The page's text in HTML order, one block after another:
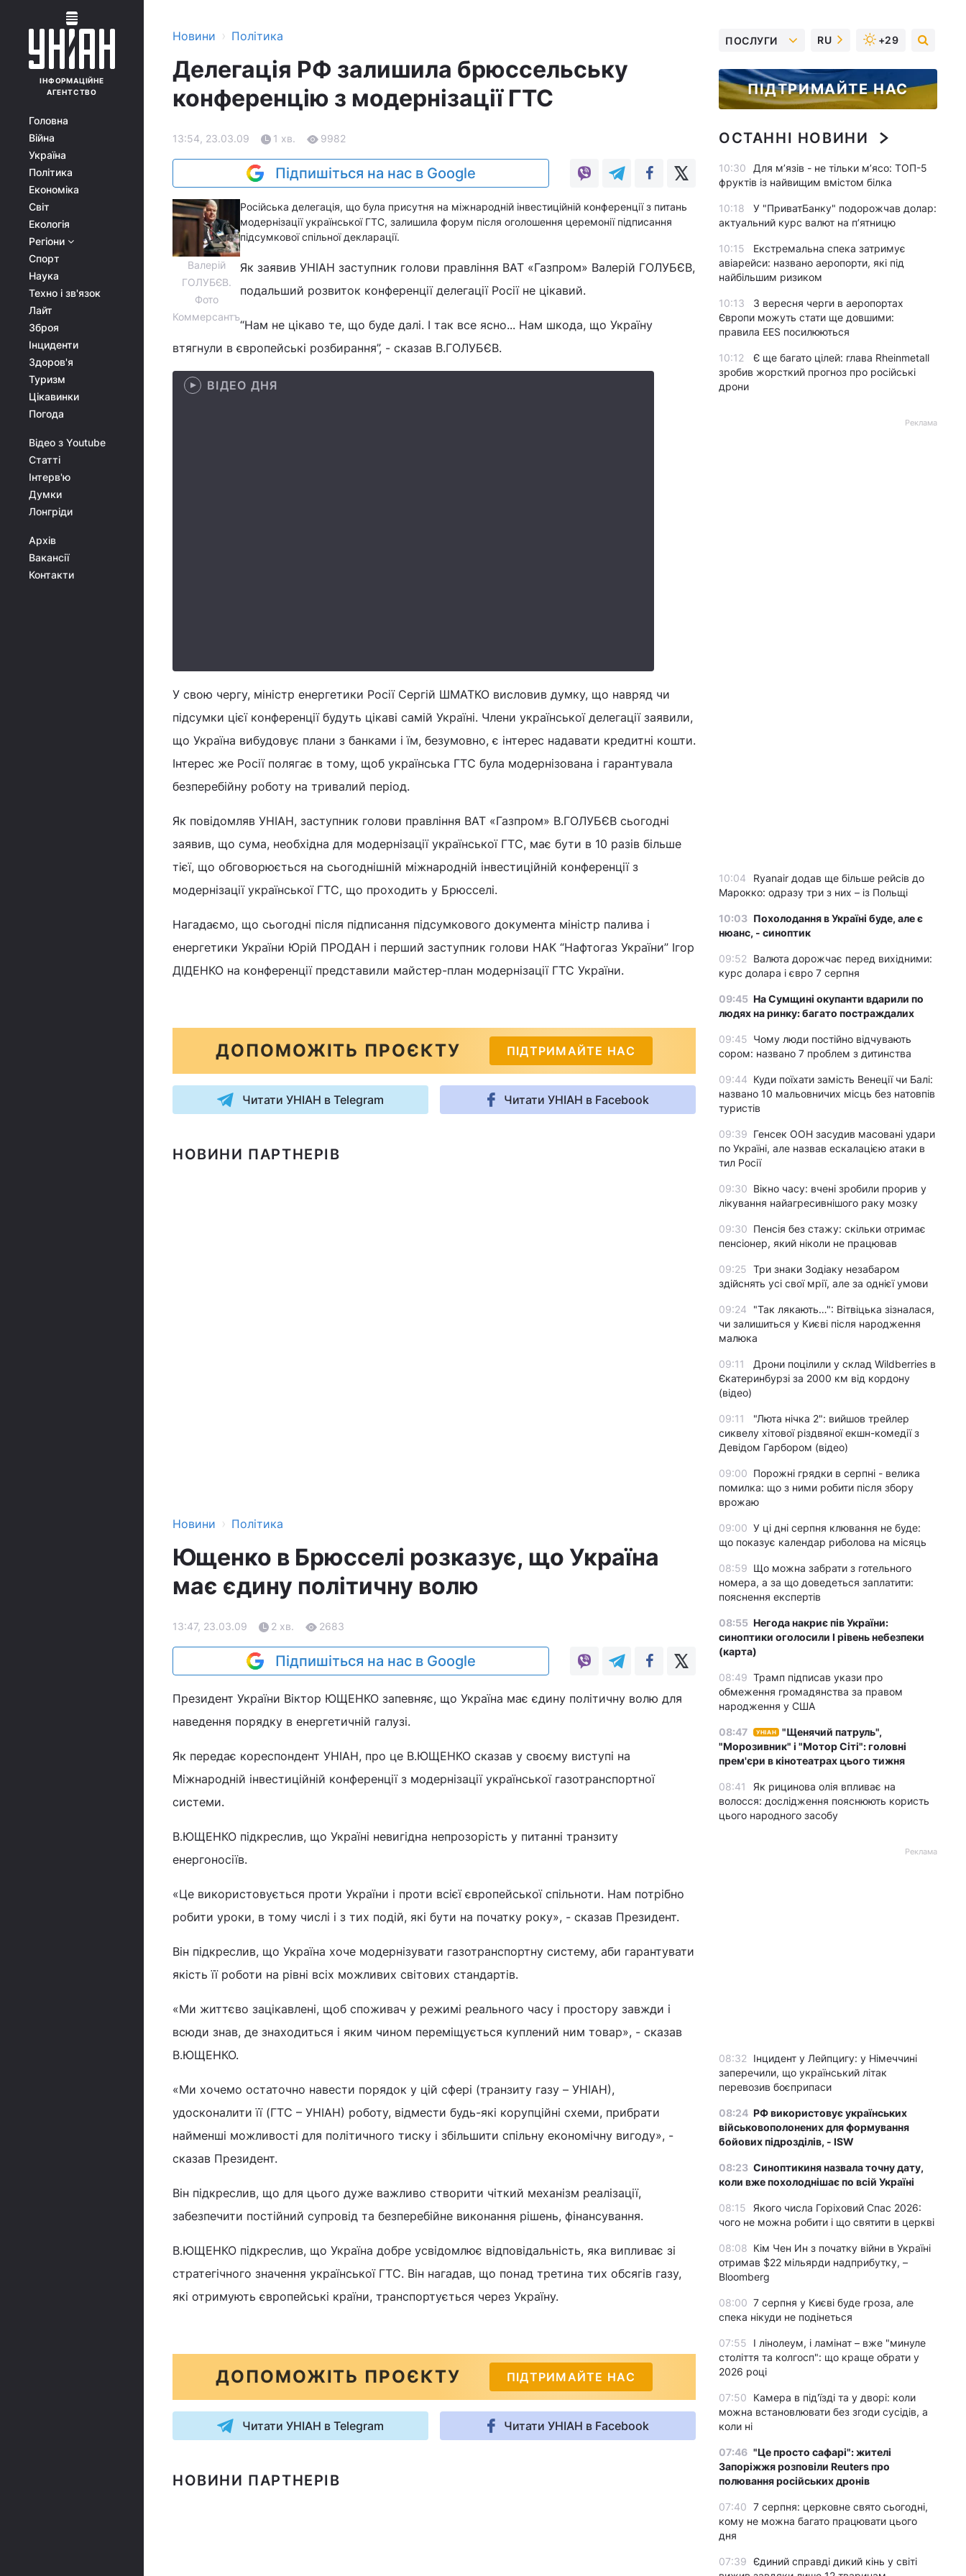
ІНФОРМАЦІЙНЕ
АГЕНТСТВО
Головна
Війна
Україна
Політика
Економіка
Світ
Екологія
Регіони
Спорт
Наука
Техно і зв'язок
Лайт
Зброя
Інциденти
Здоров'я
Туризм
Цікавинки
Погода
Відео з Youtube
Статті
Інтерв'ю
Думки
Лонгріди
Архів
Вакансії
Контакти
Новини › Політика
Делегація РФ залишила брюссельську
конференцію з модернізації ГТС
13:54, 23.03.09 1 хв. 9982
Підпишіться на нас в Google
Валерій
ГОЛУБЄВ.
Фото
Коммерсантъ
Російська делегація, що була присутня на міжнародній інвестиційній конференції з питань
модернізації української ГТС, залишила форум після оголошення церемонії підписання
підсумкової спільної декларації.
Як заявив УНІАН заступник голови правління ВАТ «Газпром» Валерій ГОЛУБЄВ,
подальший розвиток конференції делегації Росії не цікавий.
“Нам не цікаво те, що буде далі. І так все ясно... Нам шкода, що Україну
втягнули в європейські розбирання”, - сказав В.ГОЛУБЄВ.
ВІДЕО ДНЯ
У свою чергу, міністр енергетики Росії Сергій ШМАТКО висловив думку, що навряд чи
підсумки цієї конференції будуть цікаві самій Україні. Члени української делегації заявили,
що Україна вибудовує плани з банками і їм, безумовно, є інтерес надавати кредитні кошти.
Інтерес же Росії полягає в тому, щоб українська ГТС була модернізована і гарантувала
безперебійну роботу на тривалий період.
Як повідомляв УНІАН, заступник голови правління ВАТ «Газпром» В.ГОЛУБЄВ сьогодні
заявив, що сума, необхідна для модернізації української ГТС, має бути в 10 разів більше
тієї, що обговорюється на сьогоднішній міжнародній інвестиційній конференції з
модернізації української ГТС, що проходить у Брюсселі.
Нагадаємо, що сьогодні після підписання підсумкового документа міністр палива і
енергетики України Юрій ПРОДАН і перший заступник голови НАК “Нафтогаз України” Ігор
ДІДЕНКО на конференції представили майстер-план модернізації ГТС України.
ДОПОМОЖІТЬ ПРОЄКТУ ПІДТРИМАЙТЕ НАС
Читати УНІАН в Telegram Читати УНІАН в Facebook
НОВИНИ ПАРТНЕРІВ
Новини › Політика
Ющенко в Брюсселі розказує, що Україна
має єдину політичну волю
13:47, 23.03.09 2 хв. 2683
Підпишіться на нас в Google
Президент України Віктор ЮЩЕНКО запевняє, що Україна має єдину політичну волю для
наведення порядку в енергетичній галузі.
Як передає кореспондент УНІАН, про це В.ЮЩЕНКО сказав у своєму виступі на
Міжнародній інвестиційній конференції з модернізації української газотранспортної
системи.
В.ЮЩЕНКО підкреслив, що Україні невигідна непрозорість у питанні транзиту
енергоносіїв.
«Це використовується проти України і проти всієї європейської спільноти. Нам потрібно
робити уроки, в тому числі і з тих подій, які бути на початку року», - сказав Президент.
Він підкреслив, що Україна хоче модернізувати газотранспортну систему, аби гарантувати
якість її роботи на рівні всіх можливих світових стандартів.
«Ми життєво зацікавлені, щоб споживач у режимі реального часу і простору завжди і
всюди знав, де знаходиться і яким чином переміщується куплений ним товар», - сказав
В.ЮЩЕНКО.
«Ми хочемо остаточно навести порядок у цій сфері (транзиту газу – УНІАН),
удосконалити її (ГТС – УНІАН) роботу, відмести будь-які корупційні схеми, прибрати
найменші можливості для політичного тиску і збільшити спільну економічну вигоду», -
сказав Президент.
Він підкреслив, що для цього дуже важливо створити чіткий механізм реалізації,
забезпечити постійний супровід та безперебійне виконання рішень, фінансування.
В.ЮЩЕНКО підкреслив, що Україна добре усвідомлює відповідальність, яка випливає зі
стратегічного значення української ГТС. Він нагадав, що понад третина тих обсягів газу,
які отримують європейські країни, транспортується через Україну.
ДОПОМОЖІТЬ ПРОЄКТУ ПІДТРИМАЙТЕ НАС
Читати УНІАН в Telegram Читати УНІАН в Facebook
НОВИНИ ПАРТНЕРІВ
ПОСЛУГИ RU +29
ПІДТРИМАЙТЕ НАС
ОСТАННІ НОВИНИ
10:30
Для м’язів - не тільки м’ясо: ТОП-5
фруктів із найвищим вмістом білка
10:18
У "ПриватБанку" подорожчав долар:
актуальний курс валют на п’ятницю
10:15
Екстремальна спека затримує
авіарейси: названо аеропорти, які під
найбільшим ризиком
10:13
З вересня черги в аеропортах
Європи можуть стати ще довшими:
правила EES посилюються
10:12
Є ще багато цілей: глава Rheinmetall
зробив жорсткий прогноз про російські
дрони
Реклама
10:04
Ryanair додав ще більше рейсів до
Марокко: одразу три з них – із Польщі
10:03 Похолодання в Україні буде, але є
нюанс, - синоптик
09:52
Валюта дорожчає перед вихідними:
курс долара і євро 7 серпня
09:45 На Сумщині окупанти вдарили по
людях на ринку: багато постраждалих
09:45 Чому люди постійно відчувають
сором: названо 7 проблем з дитинства
09:44 Куди поїхати замість Венеції чи Балі:
названо 10 мальовничих місць без натовпів
туристів
09:39 Генсек ООН засудив масовані удари
по Україні, але назвав ескалацією атаки в
тил Росії
09:30 Вікно часу: вчені зробили прорив у
лікування найагресивнішого раку мозку
09:30 Пенсія без стажу: скільки отримає
пенсіонер, який ніколи не працював
09:25 Три знаки Зодіаку незабаром
здійснять усі свої мрії, але за однієї умови
09:24
"Так лякають…": Вітвіцька зізналася,
чи залишиться у Києві після народження
малюка
09:11
Дрони поцілили у склад Wildberries в
Єкатеринбурзі за 2000 км від кордону
(відео)
09:11
"Люта нічка 2": вийшов трейлер
сиквелу хітової різдвяної екшн-комедії з
Девідом Гарбором (відео)
09:00 Порожні грядки в серпні - велика
помилка: що з ними робити після збору
врожаю
09:00 У ці дні серпня клювання не буде:
що показує календар риболова на місяць
08:59 Що можна забрати з готельного
номера, а за що доведеться заплатити:
пояснення експертів
08:55 Негода накриє пів України:
синоптики оголосили І рівень небезпеки
(карта)
08:49 Трамп підписав укази про
обмеження громадянства за правом
народження у США
08:47 УНІАН
"Щенячий патруль",
"Морозивник" і "Мотор Сіті": головні
прем'єри в кінотеатрах цього тижня
08:41
Як рицинова олія впливає на
волосся: дослідження пояснюють користь
цього народного засобу
Реклама
08:32
Інцидент у Лейпцигу: у Німеччині
заперечили, що український літак
перевозив боєприпаси
08:24 РФ використовує українських
військовополонених для формування
бойових підрозділів, - ISW
08:23 Синоптикиня назвала точну дату,
коли вже похолоднішає по всій Україні
08:15
Якого числа Горіховий Спас 2026:
чого не можна робити і що святити в церкві
08:08 Кім Чен Ин з початку війни в Україні
отримав $22 мільярди надприбутку, –
Bloomberg
08:00 7 серпня у Києві буде гроза, але
спека нікуди не подінеться
07:55
І лінолеум, і ламінат – вже "минуле
століття та колгосп": що краще обрати у
2026 році
07:50
Камера в під'їзді та у дворі: коли
можна встановлювати без згоди сусідів, а
коли ні
07:46 "Це просто сафарі": жителі
Запоріжжя розповіли Reuters про
полювання російських дронів
07:40 7 серпня: церковне свято сьогодні,
кому не можна багато працювати цього
дня
07:39 Єдиний справді дикий кінь у світі